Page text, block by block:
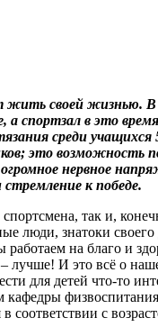
своей жизнью. В
а спортзал в это
среди учащихся
это возможность
нервное
к победе.
так и,
люди, знатоки
на благо и
лучше! И это всё о
для детей что-то
кафедры
соответствии с